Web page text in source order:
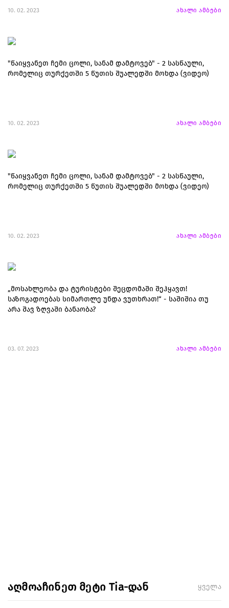
10. 02. 2023 ახალი ამბები
"წაიყვანეთ ჩემი ცოლი, სანამ დამტოვებ" - 2 სასწაული,
რომელიც თურქეთში 5 წუთის შუალედში მოხდა (ვიდეო)
10. 02. 2023 ახალი ამბები
"წაიყვანეთ ჩემი ცოლი, სანამ დამტოვებ" - 2 სასწაული,
რომელიც თურქეთში 5 წუთის შუალედში მოხდა (ვიდეო)
10. 02. 2023 ახალი ამბები
„მოსახლეობა და ტურისტები შეცდომაში შეჰყავთ!
საზოგადოებას სიმართლე უნდა ვუთხრათ!“ - საშიშია თუ
არა შავ ზღვაში ბანაობა?
03. 07. 2023 ახალი ამბები
აღმოაჩინეთ მეტი Tia-დან ყველა